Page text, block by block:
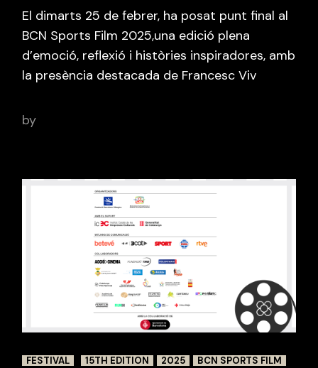
El dimarts 25 de febrer, ha posat punt final al
BCN Sports Film 2025,una edició plena
d’emoció, reflexió i històries inspiradores, amb
la presència destacada de Francesc Viv
by
FESTIVAL 15TH EDITION 2025
BCN SPORTS FILM